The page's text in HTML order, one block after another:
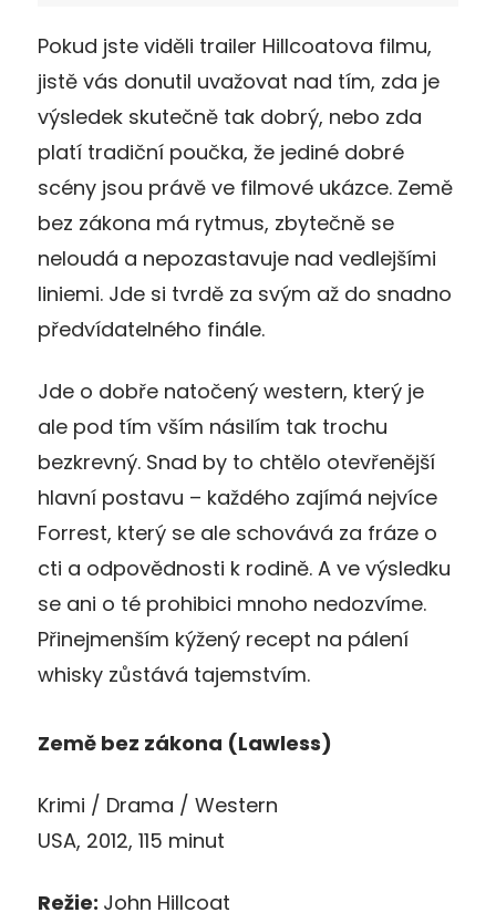
Pokud jste viděli trailer Hillcoatova filmu,
jistě vás donutil uvažovat nad tím, zda je
výsledek skutečně tak dobrý, nebo zda
platí tradiční poučka, že jediné dobré
scény jsou právě ve filmové ukázce. Země
bez zákona má rytmus, zbytečně se
neloudá a nepozastavuje nad vedlejšími
liniemi. Jde si tvrdě za svým až do snadno
předvídatelného finále.
Jde o dobře natočený western, který je
ale pod tím vším násilím tak trochu
bezkrevný. Snad by to chtělo otevřenější
hlavní postavu – každého zajímá nejvíce
Forrest, který se ale schovává za fráze o
cti a odpovědnosti k rodině. A ve výsledku
se ani o té prohibici mnoho nedozvíme.
Přinejmenším kýžený recept na pálení
whisky zůstává tajemstvím.
Země bez zákona (Lawless)
Krimi / Drama / Western
USA, 2012, 115 minut
Režie: John Hillcoat